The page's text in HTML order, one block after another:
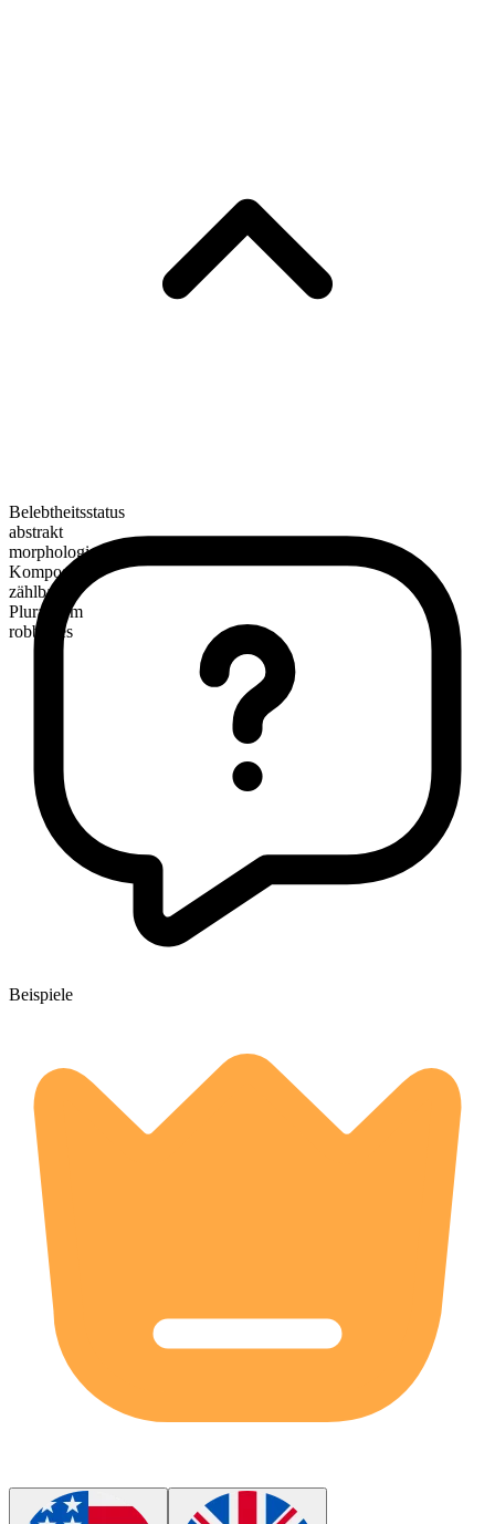
Belebtheitsstatus
abstrakt
morphologische Zusammensetzung
Kompositum
zählbar
Pluralform
robberies
Beispiele